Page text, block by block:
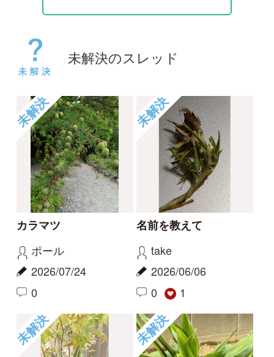
コヒロハハナヤスリか
トネハナヤスリ
kayo
2026/06/06
0
未解決
草の名
rosy
2026/05/14
未解決
草の名
rosy
2026/05/14
未解決
スミレの名前、教えて
ください
タテシナコト
2026/04/20